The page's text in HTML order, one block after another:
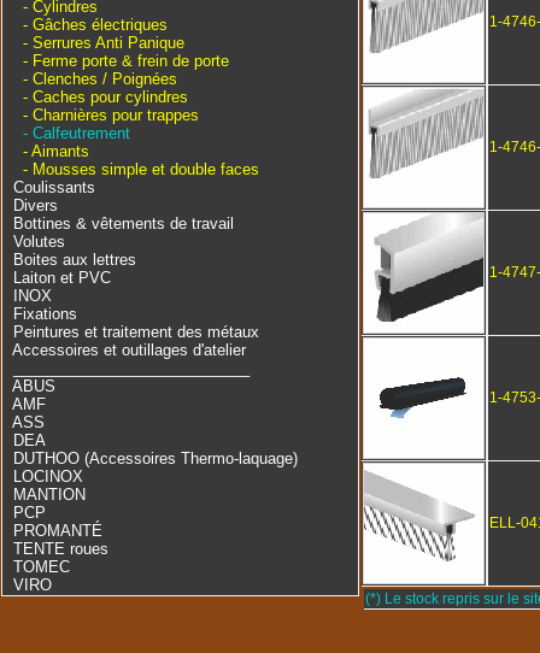
- Cylindres
- Gâches électriques
- Serrures Anti Panique
- Ferme porte & frein de porte
- Clenches / Poignées
- Caches pour cylindres
- Charnières pour trappes
- Calfeutrement
- Aimants
- Mousses simple et double faces
Coulissants
Divers
Bottines & vêtements de travail
Volutes
Boites aux lettres
Laiton et PVC
INOX
Fixations
Peintures et traitement des métaux
Accessoires et outillages d'atelier
ABUS
AMF
ASS
DEA
DUTHOO (Accessoires Thermo-laquage)
LOCINOX
MANTION
PCP
PROMANTÉ
TENTE roues
TOMEC
VIRO
1-
1-
1-
1-
ELL-
(*) Le stock repris sur le